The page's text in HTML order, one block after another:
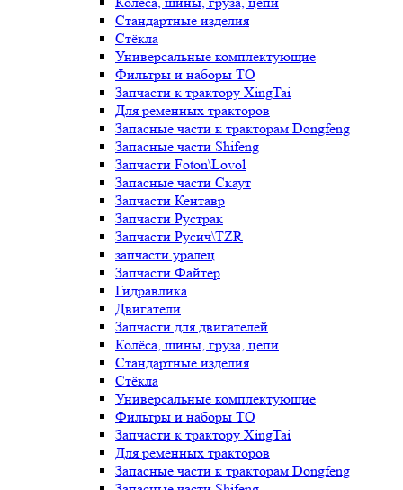
Стандартные изделия
Стёкла
Универсальные комплектующие
Фильтры и наборы ТО
Запчасти к трактору XingTai
Для ременных тракторов
Запасные части к тракторам Dongfeng
Запасные части Shifeng
Запчасти Foton\Lovol
Запасные части Скаут
Запчасти Кентавр
Запчасти Рустрак
Запчасти Русич\TZR
запчасти уралец
Запчасти Файтер
Гидравлика
Двигатели
Запчасти для двигателей
Колёса, шины, груза, цепи
Стандартные изделия
Стёкла
Универсальные комплектующие
Фильтры и наборы ТО
Запчасти к трактору XingTai
Для ременных тракторов
Запасные части к тракторам Dongfeng